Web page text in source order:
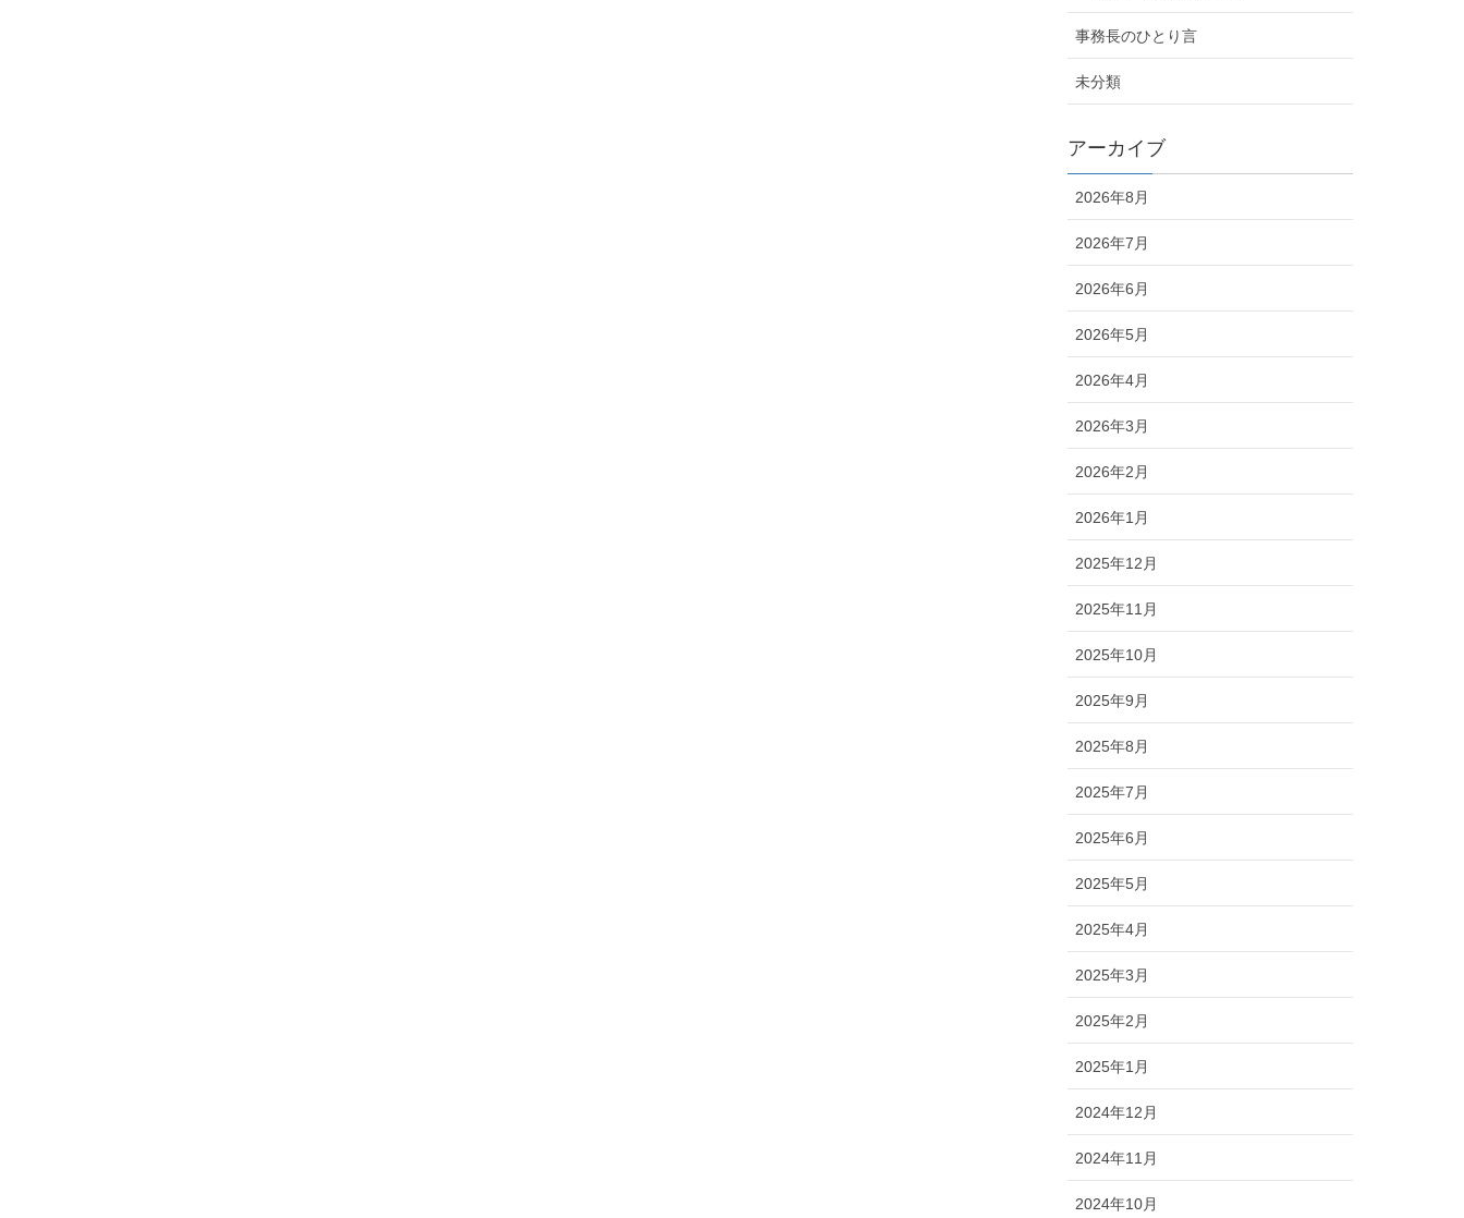
事務長のひとり言
未分類
アーカイブ
2026年8月
2026年7月
2026年6月
2026年5月
2026年4月
2026年3月
2026年2月
2026年1月
2025年12月
2025年11月
2025年10月
2025年9月
2025年8月
2025年7月
2025年6月
2025年5月
2025年4月
2025年3月
2025年2月
2025年1月
2024年12月
2024年11月
2024年10月